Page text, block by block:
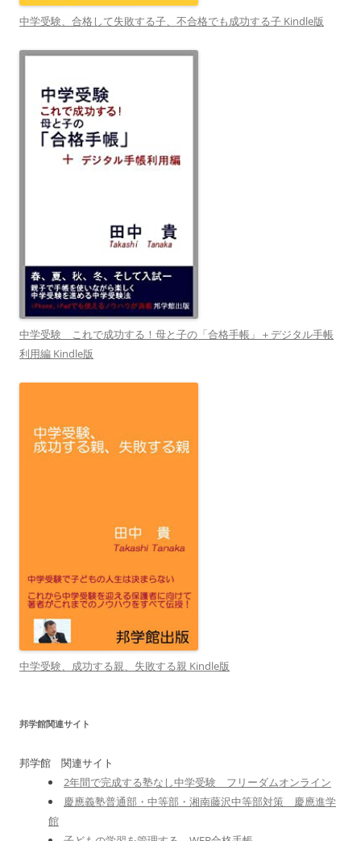
中学受験、合格して失敗する子、不合格でも成功する子 Kindle版
中学受験 これで成功する！母と子の「合格手帳」＋デジタル手帳
利用編 Kindle版
中学受験、成功する親、失敗する親 Kindle版
邦学館関連サイト
邦学館 関連サイト
2年間で完成する塾なし中学受験 フリーダムオンライン
慶應義塾普通部・中等部・湘南藤沢中等部対策 慶應進学
館